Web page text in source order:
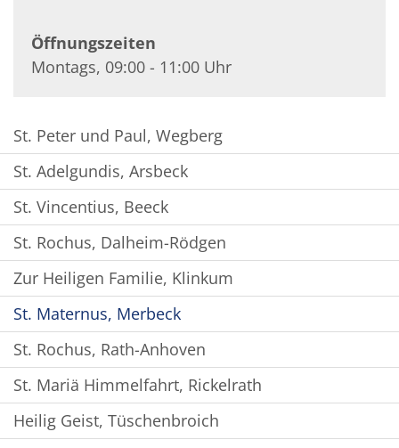
Öffnungszeiten
Montags, 09:00 - 11:00 Uhr
St. Peter und Paul, Wegberg
St. Adelgundis, Arsbeck
St. Vincentius, Beeck
St. Rochus, Dalheim-Rödgen
Zur Heiligen Familie, Klinkum
St. Maternus, Merbeck
St. Rochus, Rath-Anhoven
St. Mariä Himmelfahrt, Rickelrath
Heilig Geist, Tüschenbroich